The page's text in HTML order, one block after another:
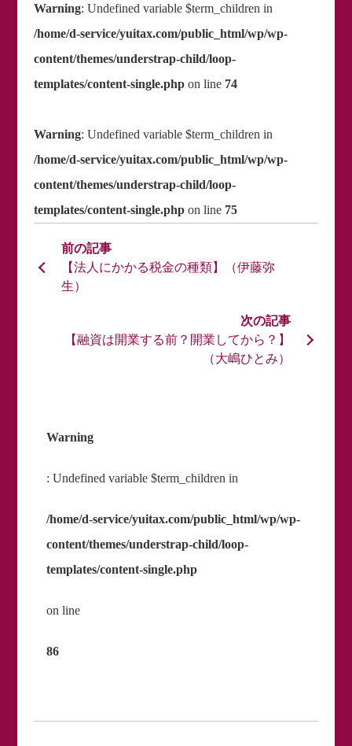
Warning: Undefined variable $term_children in
/home/d-service/yuitax.com/public_html/wp/wp-
content/themes/understrap-child/loop-
templates/content-single.phpon line 74
Warning: Undefined variable $term_children in
/home/d-service/yuitax.com/public_html/wp/wp-
content/themes/understrap-child/loop-
templates/content-single.phpon line 75
【法人にかかる税金の種類】（伊藤弥
生）
Warning
: Undefined variable $term_children in
/home/d-service/yuitax.com/public_html/wp/wp-
content/themes/understrap-child/loop-
templates/content-single.php
on line
86
【融資は開業する前？開業してから？】
（大嶋ひとみ）